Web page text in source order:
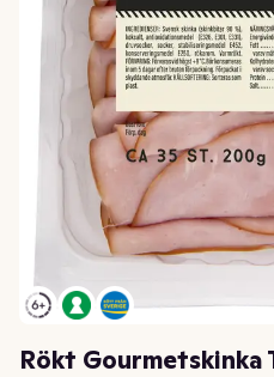
Rökt Gourmetskinka